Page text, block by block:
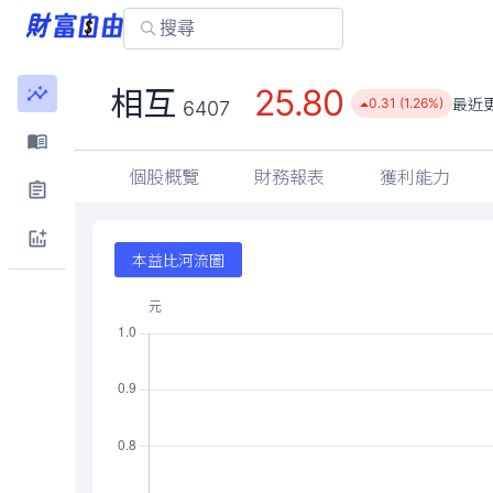
相互 6407 25.80 0.31 (1.26%) 最近
個股概覽 財務報表 獲利能力
本益比河流圖